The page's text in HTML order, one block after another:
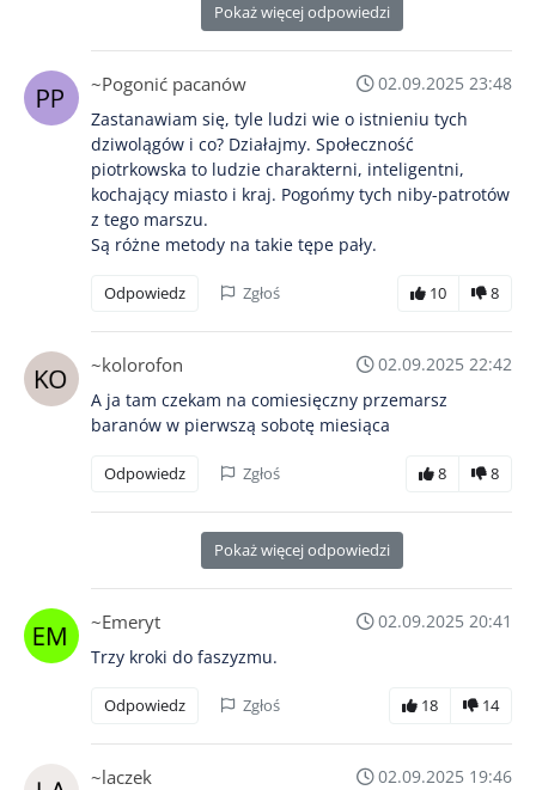
Pokaż więcej odpowiedzi
~Pogonić pacanów
02.09.2025 23:48
Zastanawiam się, tyle ludzi wie o istnieniu tych
dziwolągów i co? Działajmy. Społeczność
piotrkowska to ludzie charakterni, inteligentni,
kochający miasto i kraj. Pogońmy tych niby-patrotów
z tego marszu.
Są różne metody na takie tępe pały.
Odpowiedz Zgłoś 10 8
~kolorofon
02.09.2025 22:42
A ja tam czekam na comiesięczny przemarsz
baranów w pierwszą sobotę miesiąca
Odpowiedz Zgłoś 8 8
Pokaż więcej odpowiedzi
~Emeryt
02.09.2025 20:41
Trzy kroki do faszyzmu.
Odpowiedz Zgłoś 18 14
~laczek
02.09.2025 19:46